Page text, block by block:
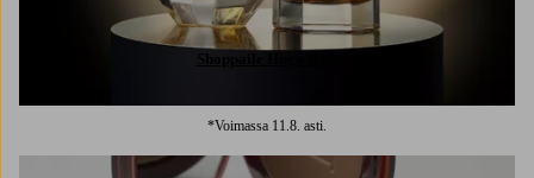
*Voimassa 11.8. asti.